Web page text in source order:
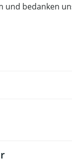
und bedanken